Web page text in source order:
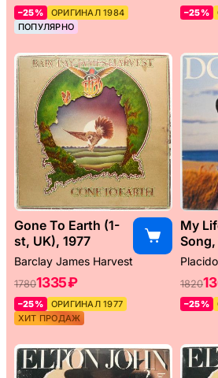
–25%
ОРИГИНАЛ 1984
ПОПУЛЯРНО
–25%
Gone To Earth (1-
st, UK), 1977
Barclay James Harvest
17801335 ₽
–25%
ОРИГИНАЛ 1977
ХИТ ПРОДАЖ
My
Song,
1820
–25%